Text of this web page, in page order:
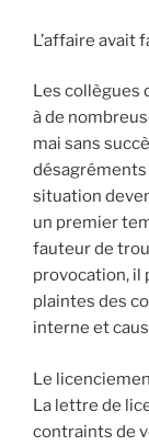
L’affaire avait
Les collègues
à de
mai sans
situation
un premier
fauteur de
provocation, il
plaintes des
interne et
Le
La lettre de
contraints de